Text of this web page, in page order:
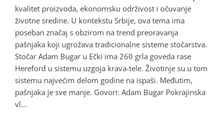
kvalitet proizvoda, ekonomsku održivost i očuvanje
životne sredine. U kontekstu Srbije, ova tema ima
poseban značaj s obzirom na trend preoravanja
pašnjaka koji ugrožava tradicionalne sisteme stočarstva.
Stočar Adam Bugar u Ečki ima 260 grla goveda rase
Hereford u sistemu uzgoja krava-tele. Životinje su u tom
sistemu najvećim delom godine na ispaši. Međutim,
pašnjaka je sve manje. Govori: Adam Bugar Pokrajinska
vl...